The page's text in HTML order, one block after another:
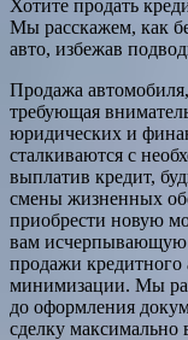
Хотите продать
Мы расскажем, как
авто, избежав
Продажа
требующая
юридических и
сталкиваются с
выплатив кредит,
смены жизненных
приобрести новую
вам исчерпывающую
продажи
минимизации. Мы
до оформления
сделку максимально